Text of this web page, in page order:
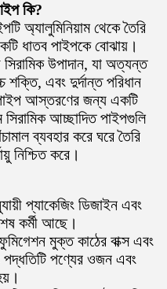
কি?
অ্যালুমিনিয়াম থেকে তৈরি
ধাতব পাইপকে বোঝায়।
সিরামিক উপাদান, যা অত্যন্ত
শক্তি, এবং দুর্দান্ত পরিধান
আস্তরণের জন্য একটি
আচ্ছাদিত পাইপগুলি
ব্যবহার করে ঘরে তৈরি
নিশ্চিত করে।
প্যাকেজিং ডিজাইন এবং
কর্মী আছে।
মুক্ত কাঠের বাক্স এবং
পদ্ধতিটি পণ্যের ওজন এবং